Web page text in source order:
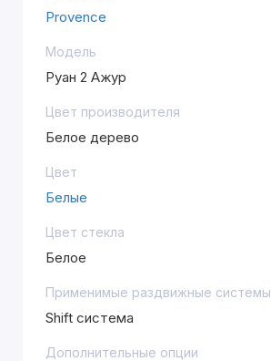
Provence
Модель
Руан 2 Ажур
Цвет производителя
Белое дерево
Цвет
Белые
Цвет стекла
Белое
Применимые раздвижные системы
Shift система
Дополнительные опции